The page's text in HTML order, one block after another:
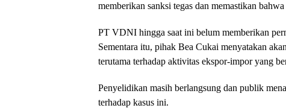
memberikan sanksi tegas dan memastikan
PT VDNI hingga saat ini belum memberikan
Sementara itu, pihak Bea Cukai menyatakan
terutama terhadap aktivitas ekspor-impor yang
Penyelidikan masih berlangsung dan publik
terhadap kasus ini.